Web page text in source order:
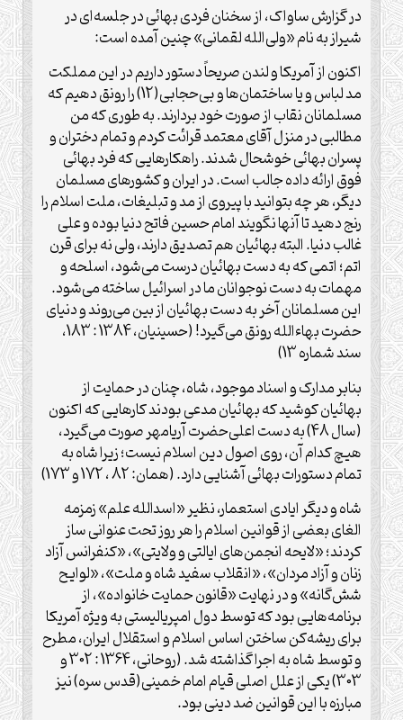
در گزارش ساواک، از سخنان فردی بهائی در جلسه‌ای در
شیراز به نام «ولی‌الله لقمانی» چنین آمده است:
اکنون از آمریکا و لندن صریحاً دستور داریم در این مملکت
مد لباس و یا ساختمان‌ها و بی‌حجابی(12) را رونق دهیم که
مسلمانان نقاب از صورت خود بردارند. به طوری که من
مطالبی در منزل آقای معتمد قرائت کردم و تمام دختران و
پسران بهائی خوشحال شدند. راهکارهایی که فرد بهائی
فوق ارائه داده جالب است. در ایران و کشورهای مسلمان
دیگر، هر چه بتوانید با پیروی از مد و تبلیغات، ملت اسلام را
رنج دهید تا آنها نگویند امام حسین فاتح دنیا بوده و علی
غالب دنیا. البته بهائیان هم تصدیق دارند، ولی نه برای قرن
اتم؛ اتمی که به دست بهائیان درست می‌شود، اسلحه و
مهمات به دست نوجوانان ما در اسرائیل ساخته می‌شود.
این مسلمانان آخر به دست بهائیان از بین می‌روند و دنیای
حضرت بهاءالله رونق می‌گیرد! (حسینیان، 1384 : 183،
سند شماره 13)
بنابر مدارک و اسناد موجود، شاه، چنان در حمایت از
بهائیان کوشید که بهائیان مدعی بودند کارهایی که اکنون
(سال 48) به دست اعلی‌حضرت آریامهر صورت می‌گیرد،‌
هیچ کدام آن،‌ روی اصول دین اسلام نیست؛ زیرا شاه به
تمام دستورات بهائی آشنایی دارد. (همان: 82 ، 172 و 173)
شاه و دیگر ایادی استعمار، نظیر «اسدالله علم» زمزمه
الغای بعضی از قوانین اسلام را هر روز تحت عنوانی ساز
کردند؛ «لایحه انجمن‌های ایالتی و ولایتی»، «کنفرانس آزاد
زنان و آزاد مردان»، «انقلاب سفید شاه و ملت»، «لوایح
شش‌گانه» و در نهایت «قانون حمایت خانواده»، از
برنامه‌هایی بود که توسط دول امپریالیستی به ویژه آمریکا
برای ریشه‌کن ساختن اساس اسلام و استقلال ایران، مطرح
و توسط شاه به اجرا گذاشته شد. (روحانی، 1364 : 302 و
303) یکی از علل اصلی قیام امام خمینی(قدس سره) نیز
مبارزه با این قوانین ضد دینی بود.